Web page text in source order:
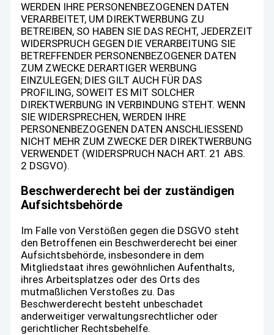
WERDEN IHRE PERSONENBEZOGENEN DATEN
VERARBEITET, UM DIREKTWERBUNG ZU
BETREIBEN, SO HABEN SIE DAS RECHT, JEDERZEIT
WIDERSPRUCH GEGEN DIE VERARBEITUNG SIE
BETREFFENDER PERSONENBEZOGENER DATEN
ZUM ZWECKE DERARTIGER WERBUNG
EINZULEGEN; DIES GILT AUCH FÜR DAS
PROFILING, SOWEIT ES MIT SOLCHER
DIREKTWERBUNG IN VERBINDUNG STEHT. WENN
SIE WIDERSPRECHEN, WERDEN IHRE
PERSONENBEZOGENEN DATEN ANSCHLIESSEND
NICHT MEHR ZUM ZWECKE DER DIREKTWERBUNG
VERWENDET (WIDERSPRUCH NACH ART. 21 ABS.
2 DSGVO).
Beschwerde­recht bei der zuständigen
Aufsichts­behörde
Im Falle von Verstößen gegen die DSGVO steht
den Betroffenen ein Beschwerderecht bei einer
Aufsichtsbehörde, insbesondere in dem
Mitgliedstaat ihres gewöhnlichen Aufenthalts,
ihres Arbeitsplatzes oder des Orts des
mutmaßlichen Verstoßes zu. Das
Beschwerderecht besteht unbeschadet
anderweitiger verwaltungsrechtlicher oder
gerichtlicher Rechtsbehelfe.